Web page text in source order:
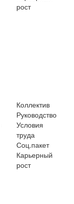
рост
Коллектив
Руководство
Условия
труда
Соц.пакет
Карьерный
рост